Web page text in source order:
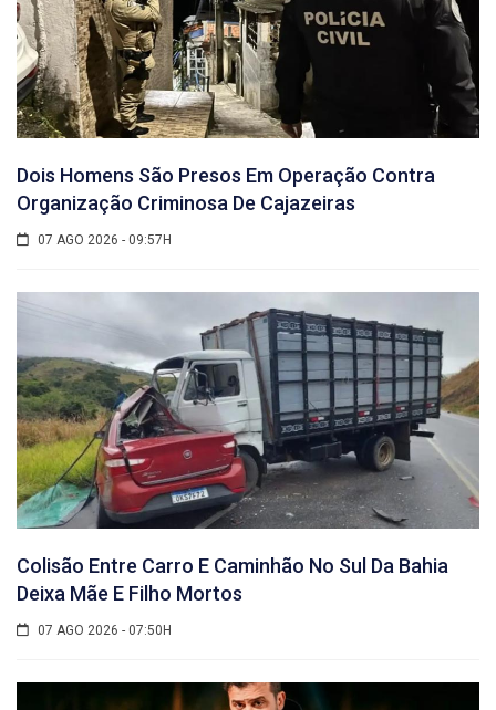
Dois Homens São Presos Em Operação Contra
Organização Criminosa De Cajazeiras
07 AGO 2026 - 09:57H
Colisão Entre Carro E Caminhão No Sul Da Bahia
Deixa Mãe E Filho Mortos
07 AGO 2026 - 07:50H